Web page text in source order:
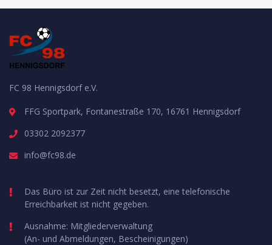
FC 98 Hennigsdorf e.V.
FFG Sportpark, Fontanestraße 170, 16761 Hennigsdorf
03302 2092377
info@fc98.de
Das Büro ist zur Zeit nicht besetzt, eine telefonische
Erreichbarkeit ist nicht gegeben.
Ausnahme: Mitgliederverwaltung
(An- und Abmeldungen, Bescheinigungen)